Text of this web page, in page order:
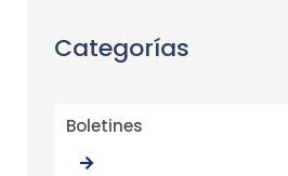
Categorías
Boletines